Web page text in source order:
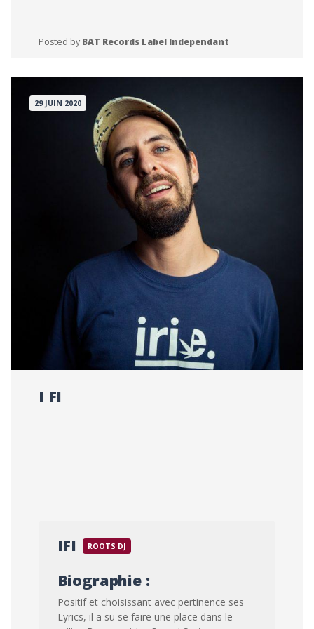
Posted by BAT Records Label Independant
29 JUIN 2020
I FI
IFI ROOTS DJ
Biographie :
Positif et choisissant avec pertinence ses
Lyrics, il a su se faire une place dans le